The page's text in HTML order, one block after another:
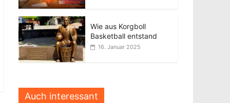
Wie aus Korgboll
Basketball entstand
16. Januar 2025
Auch interessant